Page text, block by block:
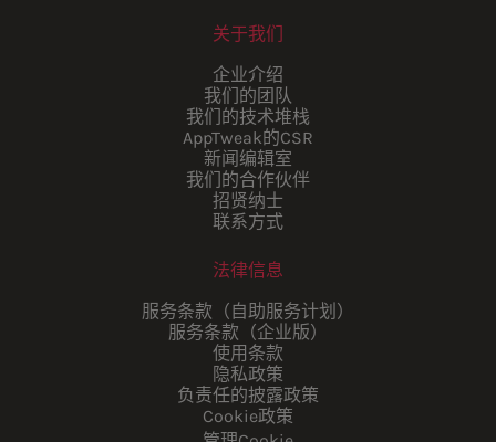
关于我们
企业介绍
我们的团队
我们的技术堆栈
AppTweak的CSR
新闻编辑室
我们的合作伙伴
招贤纳士
联系方式
法律信息
服务条款（自助服务计划）
服务条款（企业版）
使用条款
隐私政策
负责任的披露政策
Cookie政策